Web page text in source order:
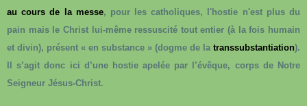
au cours de la messe, pour les catholiques, l'hostie n'est plus du
pain mais le Christ lui-même ressuscité tout entier (à la fois humain
et divin), présent « en substance » (dogme de la transsubstantiation).
Il s’agit donc ici d’une hostie apelée par l’évêque, corps de Notre
Seigneur Jésus-Christ.